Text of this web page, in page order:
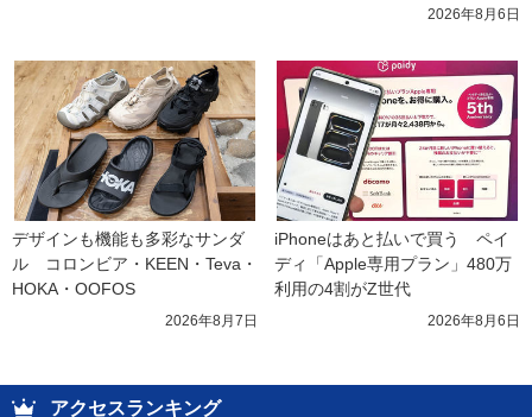
2026年8月6日
デザインも機能も多彩なサンダ
ル　コロンビア・KEEN・Teva・
HOKA・OOFOS
2026年8月7日
iPhoneはあと払いで買う　ペイ
ディ「Apple専用プラン」480万
利用の4割がZ世代
2026年8月6日
アクセスランキング